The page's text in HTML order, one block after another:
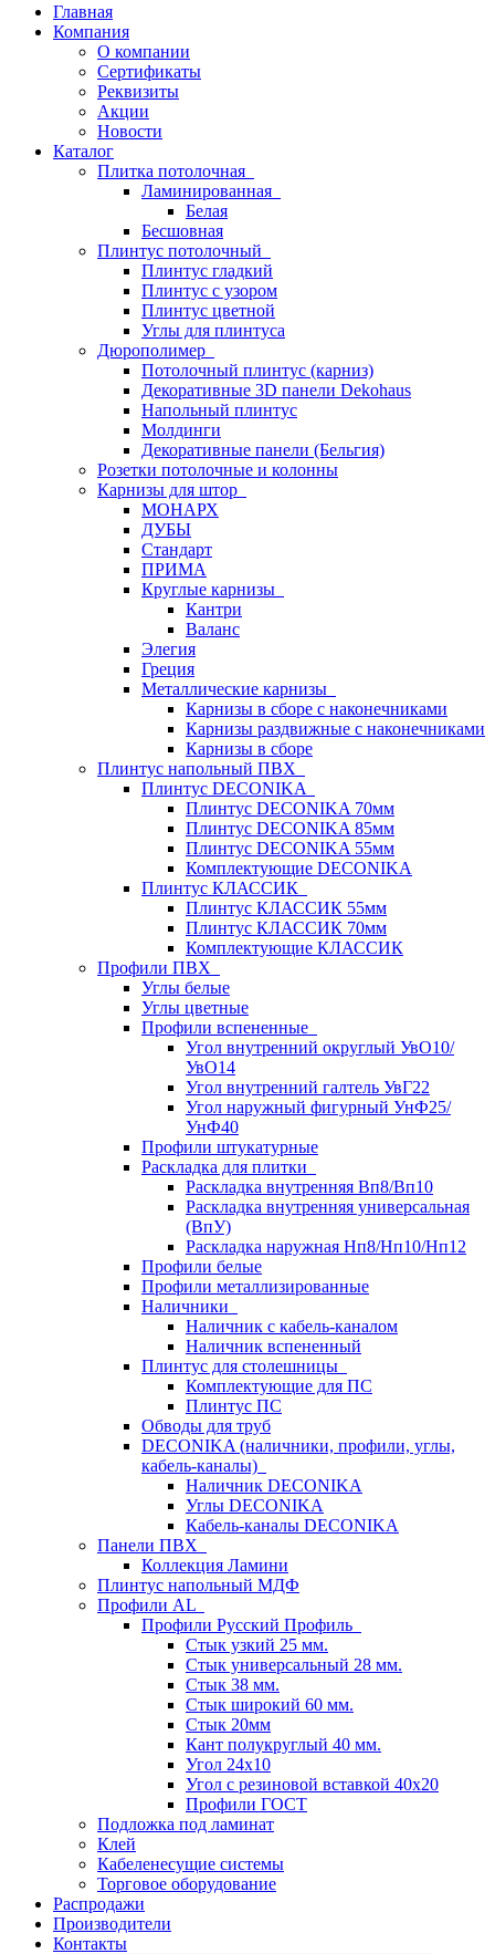
Главная
Компания
О компании
Сертификаты
Реквизиты
Акции
Новости
Каталог
Плитка потолочная
Ламинированная
Белая
Бесшовная
Плинтус потолочный
Плинтус гладкий
Плинтус с узором
Плинтус цветной
Углы для плинтуса
Дюрополимер
Потолочный плинтус (карниз)
Декоративные 3D панели Dekohaus
Напольный плинтус
Молдинги
Декоративные панели (Бельгия)
Розетки потолочные и колонны
Карнизы для штор
МОНАРХ
ДУБЫ
Стандарт
ПРИМА
Круглые карнизы
Кантри
Валанс
Элегия
Греция
Металлические карнизы
Карнизы в сборе с наконечниками
Карнизы раздвижные с наконечниками
Карнизы в сборе
Плинтус напольный ПВХ
Плинтус DECONIKA
Плинтус DECONIKA 70мм
Плинтус DECONIKA 85мм
Плинтус DECONIKA 55мм
Комплектующие DECONIKA
Плинтус КЛАССИК
Плинтус КЛАССИК 55мм
Плинтус КЛАССИК 70мм
Комплектующие КЛАССИК
Профили ПВХ
Углы белые
Углы цветные
Профили вспененные
Угол внутренний округлый УвО10/
УвО14
Угол внутренний галтель УвГ22
Угол наружный фигурный УнФ25/
УнФ40
Профили штукатурные
Раскладка для плитки
Раскладка внутренняя Вп8/Вп10
Раскладка внутренняя универсальная
(ВпУ)
Раскладка наружная Нп8/Нп10/Нп12
Профили белые
Профили металлизированные
Наличники
Наличник с кабель-каналом
Наличник вспененный
Плинтус для столешницы
Комплектующие для ПС
Плинтус ПС
Обводы для труб
DECONIKA (наличники, профили, углы,
кабель-каналы)
Наличник DECONIKA
Углы DECONIKA
Кабель-каналы DECONIKA
Панели ПВХ
Коллекция Ламини
Плинтус напольный МДФ
Профили AL
Профили Русский Профиль
Стык узкий 25 мм.
Стык универсальный 28 мм.
Стык 38 мм.
Стык широкий 60 мм.
Стык 20мм
Кант полукруглый 40 мм.
Угол 24х10
Угол с резиновой вставкой 40х20
Профили ГОСТ
Подложка под ламинат
Клей
Кабеленесущие системы
Торговое оборудование
Распродажи
Производители
Контакты